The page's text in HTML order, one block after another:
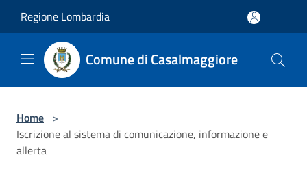
Regione Lombardia
Comune di Casalmaggiore
Home >
Iscrizione al sistema di comunicazione, informazione e
allerta